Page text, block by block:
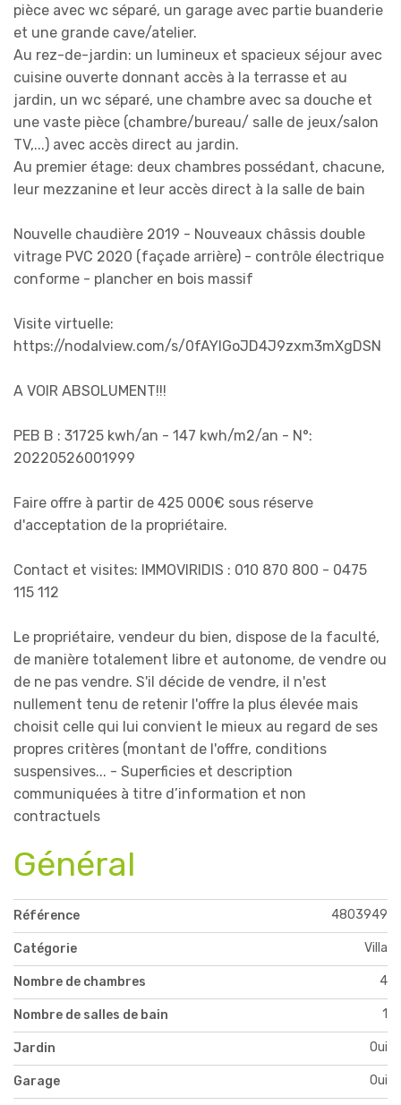
pièce avec wc séparé, un garage avec partie buanderie
et une grande cave/atelier.
Au rez-de-jardin: un lumineux et spacieux séjour avec
cuisine ouverte donnant accès à la terrasse et au
jardin, un wc séparé, une chambre avec sa douche et
une vaste pièce (chambre/bureau/ salle de jeux/salon
TV,...) avec accès direct au jardin.
Au premier étage: deux chambres possédant, chacune,
leur mezzanine et leur accès direct à la salle de bain
Nouvelle chaudière 2019 - Nouveaux châssis double
vitrage PVC 2020 (façade arrière) - contrôle électrique
conforme - plancher en bois massif
Visite virtuelle:
https://nodalview.com/s/0fAYIGoJD4J9zxm3mXgDSN
A VOIR ABSOLUMENT!!!
PEB B : 31725 kwh/an - 147 kwh/m2/an - N°:
20220526001999
Faire offre à partir de 425 000€ sous réserve
d'acceptation de la propriétaire.
Contact et visites: IMMOVIRIDIS : 010 870 800 - 0475
115 112
Le propriétaire, vendeur du bien, dispose de la faculté,
de manière totalement libre et autonome, de vendre ou
de ne pas vendre. S'il décide de vendre, il n'est
nullement tenu de retenir l'offre la plus élevée mais
choisit celle qui lui convient le mieux au regard de ses
propres critères (montant de l'offre, conditions
suspensives... - Superficies et description
communiquées à titre d’information et non
contractuels
Général
Référence 4803949
Catégorie Villa
Nombre de chambres 4
Nombre de salles de bain 1
Jardin Oui
Garage Oui